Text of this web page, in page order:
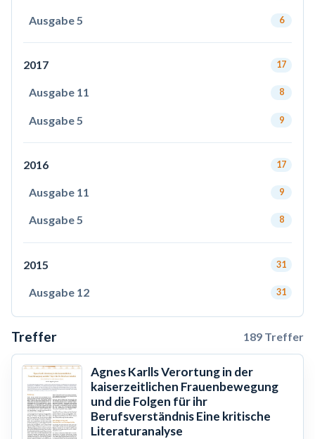
Ausgabe 5 6
2017 17
Ausgabe 11 8
Ausgabe 5 9
2016 17
Ausgabe 11 9
Ausgabe 5 8
2015 31
Ausgabe 12 31
Treffer 189 Treffer
Agnes Karlls Verortung in der
kaiserzeitlichen Frauenbewegung
und die Folgen für ihr
Berufsverständnis Eine kritische
Literaturanalyse